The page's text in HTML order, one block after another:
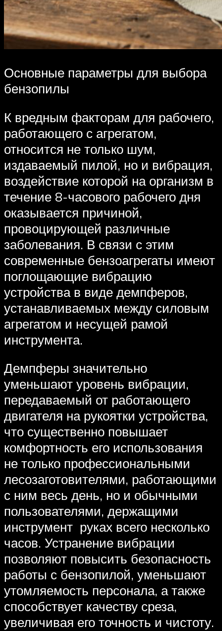
Основные параметры для выбора
бензопилы
К вредным факторам для рабочего,
работающего с агрегатом,
относится не только шум,
издаваемый пилой, но и вибрация,
воздействие которой на организм в
течение 8-часового рабочего дня
оказывается причиной,
провоцирующей различные
заболевания. В связи с этим
современные бензоагрегаты имеют
поглощающие вибрацию
устройства в виде демпферов,
устанавливаемых между силовым
агрегатом и несущей рамой
инструмента.
Демпферы значительно
уменьшают уровень вибрации,
передаваемый от работающего
двигателя на рукоятки устройства,
что существенно повышает
комфортность его использования
не только профессиональными
лесозаготовителями, работающими
с ним весь день, но и обычными
пользователями, держащими
инструмент руках всего несколько
часов. Устранение вибрации
позволяют повысить безопасность
работы с бензопилой, уменьшают
утомляемость персонала, а также
способствует качеству среза,
увеличивая его точность и чистоту.